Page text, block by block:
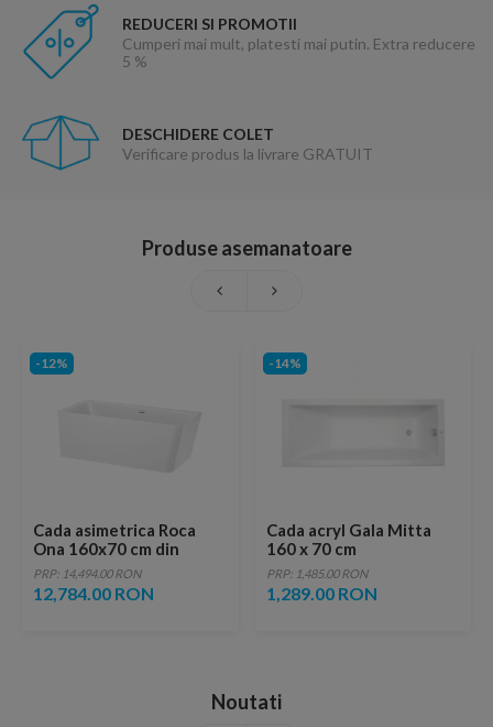
REDUCERI SI PROMOTII
Cumperi mai mult, platesti mai putin. Extra reducere
5 %
DESCHIDERE COLET
Verificare produs la livrare GRATUIT
Produse asemanatoare
-12%
Cada asimetrica Roca
Ona 160x70 cm din
Stonex alb cu panouri si
instalare pe stanga
PRP: 14,494.00 RON
12,784.00 RON
-14%
Cada acryl Gala Mitta
160 x 70 cm
PRP: 1,485.00 RON
1,289.00 RON
Noutati